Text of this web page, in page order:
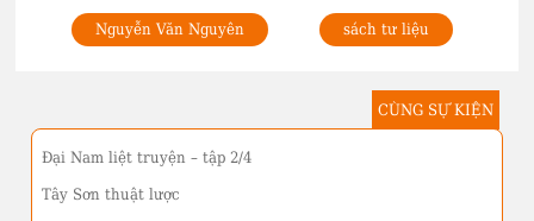
Nguyễn Văn Nguyên sách tư liệu
CÙNG SỰ KIỆN
Đại Nam liệt truyện – tập 2/4
Tây Sơn thuật lược